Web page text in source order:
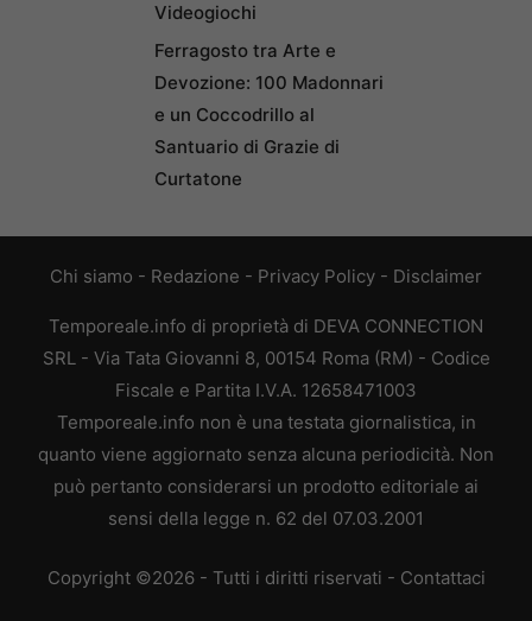
Videogiochi
Ferragosto tra Arte e
Devozione: 100 Madonnari
e un Coccodrillo al
Santuario di Grazie di
Curtatone
Chi siamo - Redazione - Privacy Policy - Disclaimer
Temporeale.info di proprietà di DEVA CONNECTION
SRL - Via Tata Giovanni 8, 00154 Roma (RM) - Codice
Fiscale e Partita I.V.A. 12658471003
Temporeale.info non è una testata giornalistica, in
quanto viene aggiornato senza alcuna periodicità. Non
può pertanto considerarsi un prodotto editoriale ai
sensi della legge n. 62 del 07.03.2001
Copyright ©2026 - Tutti i diritti riservati - Contattaci